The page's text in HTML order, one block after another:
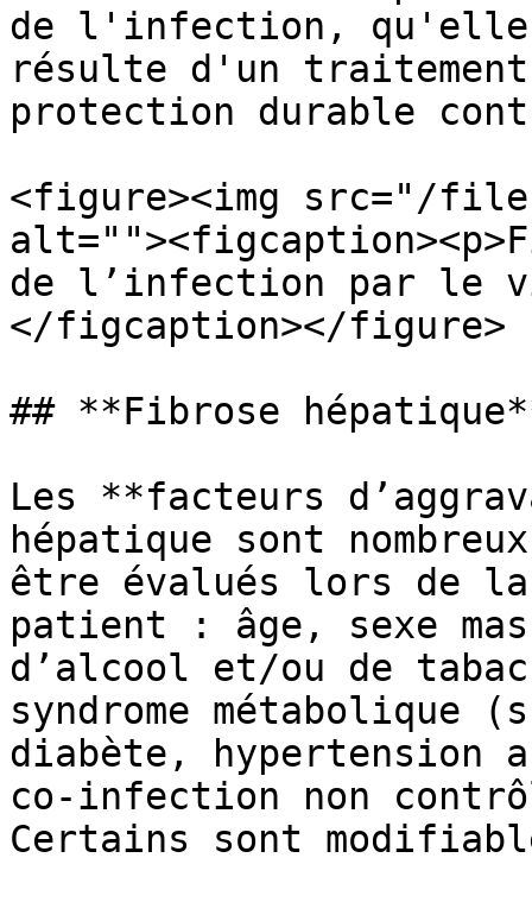
de l'infection, qu'elle
résulte d'un
protection durable
<figure><img src="/files/
de l’infection par le
</figcaption></figure>
## **Fibrose
Les **facteurs
hépatique sont
être évalués lors de la
patient : âge, sexe
d’alcool et/ou de
syndrome métabolique
diabète,
co-infection non
Certains sont